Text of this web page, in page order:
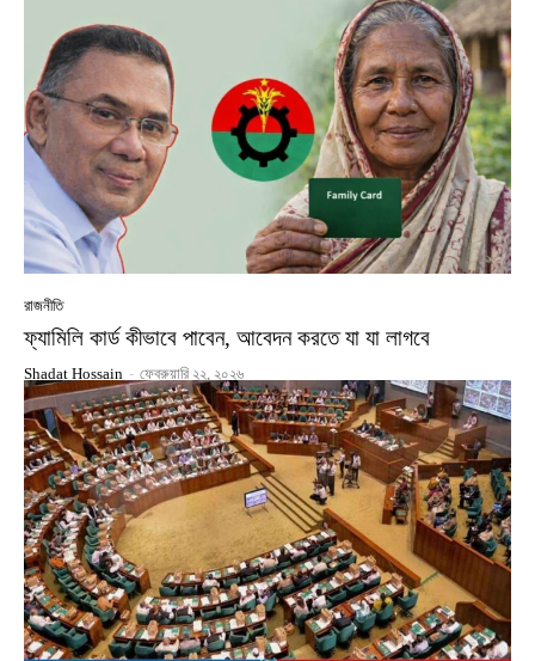
রাজনীতি
ফ্যামিলি কার্ড কীভাবে পাবেন, আবেদন করতে যা যা লাগবে
Shadat Hossain - ফেব্রুয়ারি ২২, ২০২৬